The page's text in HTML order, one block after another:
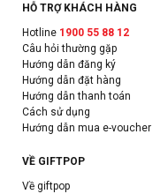
HỖ TRỢ KHÁCH HÀNG
Hotline 1900 55 88 12
Câu hỏi thường gặp
Hướng dẫn đăng ký
Hướng dẫn đặt hàng
Hướng dẫn thanh toán
Cách sử dụng
Hướng dẫn mua e-voucher
VỀ GIFTPOP
Về giftpop